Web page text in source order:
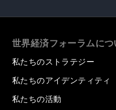
世界経済フォーラムにつ
私たちのストラテジー
私たちのアイデンティティ
私たちの活動